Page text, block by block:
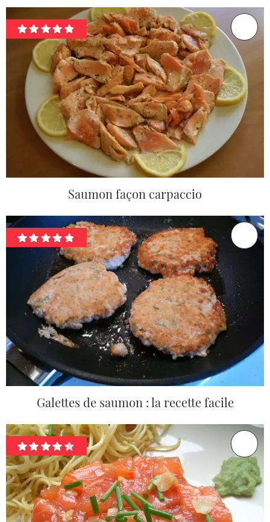
Saumon façon carpaccio
Galettes de saumon : la recette facile